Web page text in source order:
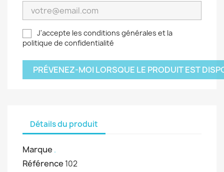
J'accepte les conditions générales et la
politique de confidentialité
PRÉVENEZ-MOI LORSQUE LE PRODUIT EST
Détails du produit
Marque .
Référence 102